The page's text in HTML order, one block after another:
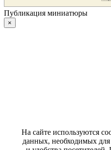
Публикация миниатюры
×
На сайте используются
данных, необходимых для